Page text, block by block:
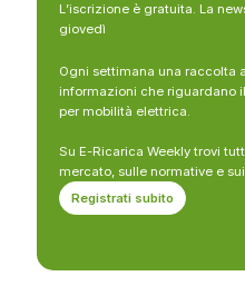
L’iscrizione è gratuita. La
giovedì
Ogni settimana una raccolta
informazioni che riguardano
per mobilità elettrica.
Su E-Ricarica Weekly trovi
mercato, sulle normative e
Registrati subito